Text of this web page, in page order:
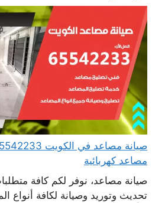
مصاعد كهربائية
صيانة مصاعد، نوفر لكم كافة
تحديث وتوريد وصيانة لكافة أنواع